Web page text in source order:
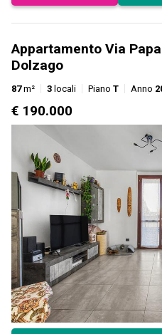
Appartamento Via
Dolzago
87m² 3 locali Piano T Anno
€ 190.000